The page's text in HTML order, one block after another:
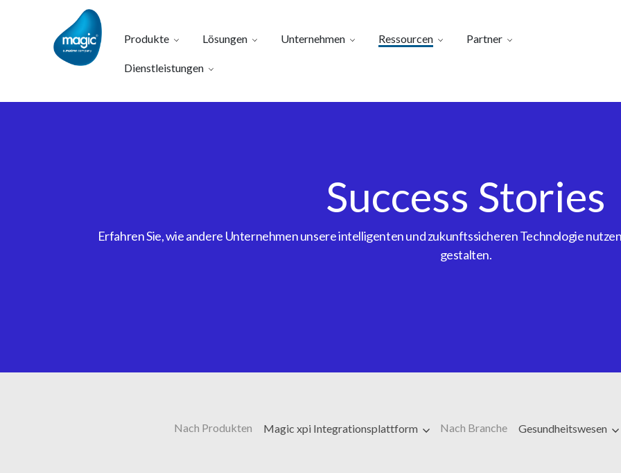
Produkte Lösungen Unternehmen Ressourcen Partner
Dienstleistungen
Success Stories
Erfahren Sie, wie andere Unternehmen unsere intelligenten und zukunftssicheren Technologie
gestalten.
Nach Produkten Magic xpi Integrationsplattform Nach Branche Gesundheitswesen